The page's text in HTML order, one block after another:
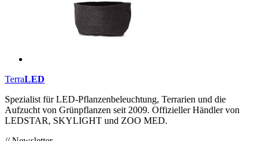
TerraLED
Spezialist für LED-Pflanzenbeleuchtung, Terrarien und die
Aufzucht von Grünpflanzen seit 2009. Offizieller Händler von
LEDSTAR, SKYLIGHT und ZOO MED.